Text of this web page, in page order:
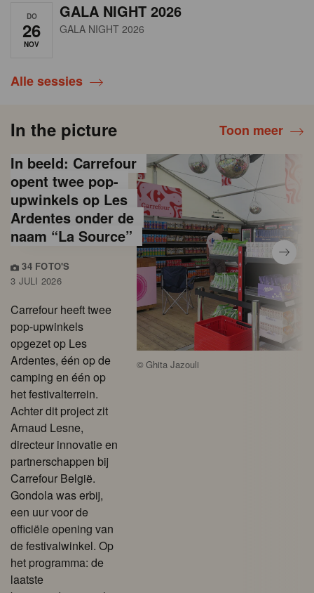
DO
26
NOV
GALA NIGHT 2026
GALA NIGHT 2026
Alle sessies
In the picture Toon meer
In beeld: Carrefour
opent twee pop-
upwinkels op Les
Ardentes onder de
naam “La Source”
34 FOTO'S
3 JULI 2026
Carrefour heeft twee
pop-upwinkels
opgezet op Les
Ardentes, één op de
camping en één op
het festivalterrein.
Achter dit project zit
Arnaud Lesne,
directeur innovatie en
partnerschappen bij
Carrefour België.
Gondola was erbij,
een uur voor de
officiële opening van
de festivalwinkel. Op
het programma: de
laatste
©Ghita Jazouli